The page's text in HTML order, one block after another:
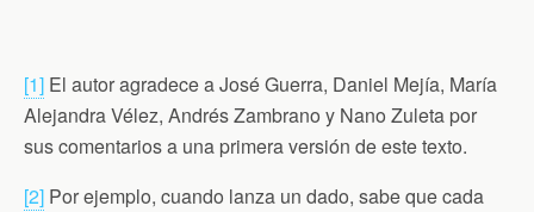
[1] El autor agradece a José Guerra, Daniel Mejía, María
Alejandra Vélez, Andrés Zambrano y Nano Zuleta por
sus comentarios a una primera versión de este texto.
[2] Por ejemplo, cuando lanza un dado, sabe que cada